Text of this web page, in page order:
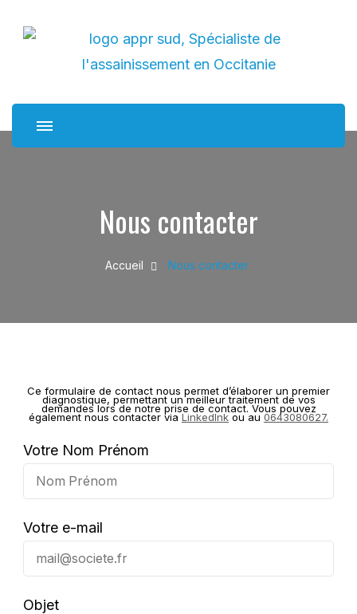
APPR sud
Spécialiste de l'assainissement en Occitanie
Nous contacter
Accueil Nous contacter
Ce formulaire de contact nous permet d’élaborer un premier
diagnostique, permettant un meilleur traitement de vos
demandes lors de notre prise de contact. Vous pouvez
également nous contacter via LinkedInk ou au 0643080627.
Votre Nom Prénom
Votre e-mail
Objet